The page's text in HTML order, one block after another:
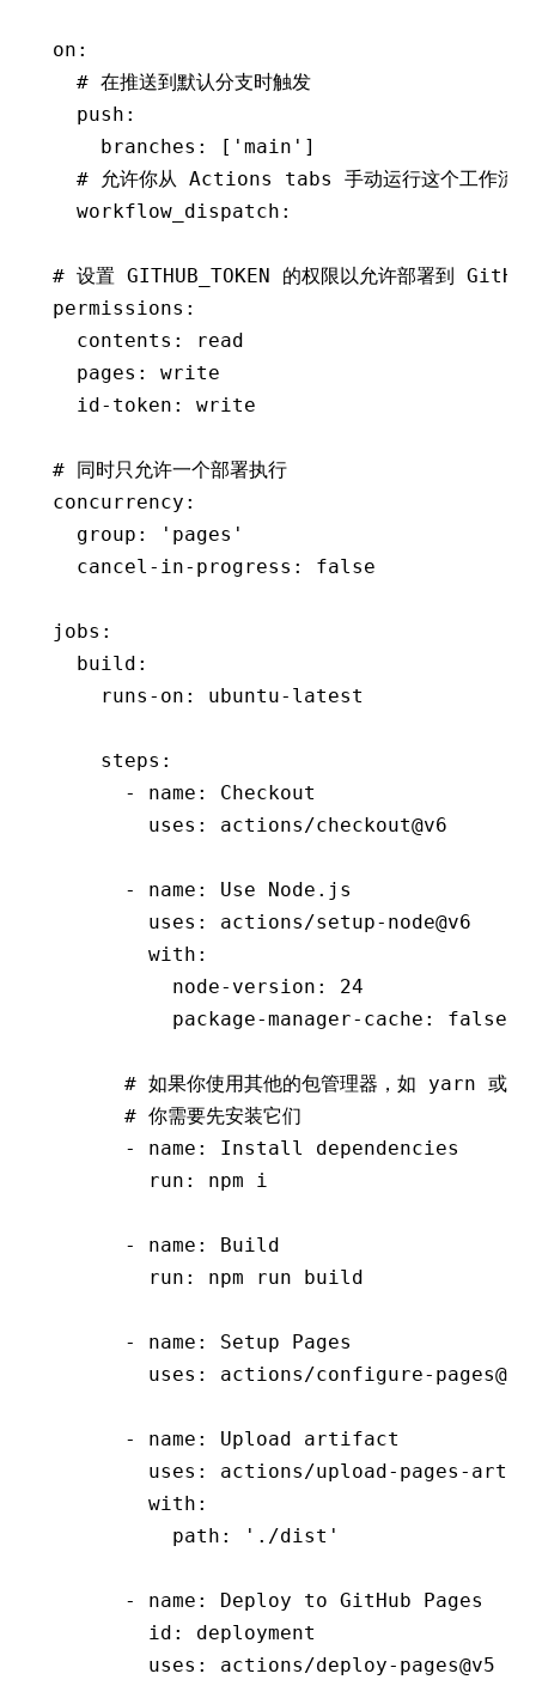
on :
  # 在推送到默认分支时触发
  push
:
    branches
: [ 'main' ]
  # 允许你从 Actions tabs 手动运行这个工作流
  workflow_dispatch
:
# 设置 GITHUB_TOKEN 的权限以允许部署到
permissions :
  contents
:
read
  pages
:
write
  id-token
: write
# 同时只允许一个部署执行
concurrency :
  group
:
'pages'
  cancel-in-progress
: false
jobs :
  build
:
    runs-on
: ubuntu-latest
    steps
:
      -
name :
Checkout
        uses
: actions/checkout@v6
      -
name :
Use Node.js
        uses
:
actions/setup-node@v6
        with
:
          node-version
:
24
          package-manager-cache
: false
# 如果你使用其他的包管理器，如 yarn 或
      # 你需要先安装它们
      -
name :
Install dependencies
        run
: npm i
      -
name :
Build
        run
: npm run build
      -
name :
Setup Pages
        uses
: actions/configure-pages@v6
      -
name :
Upload artifact
        uses
:
actions/upload-pages-
        with
:
          path
: './dist'
      -
name :
Deploy to GitHub Pages
        id
:
deployment
        uses
: actions/deploy-pages@v5